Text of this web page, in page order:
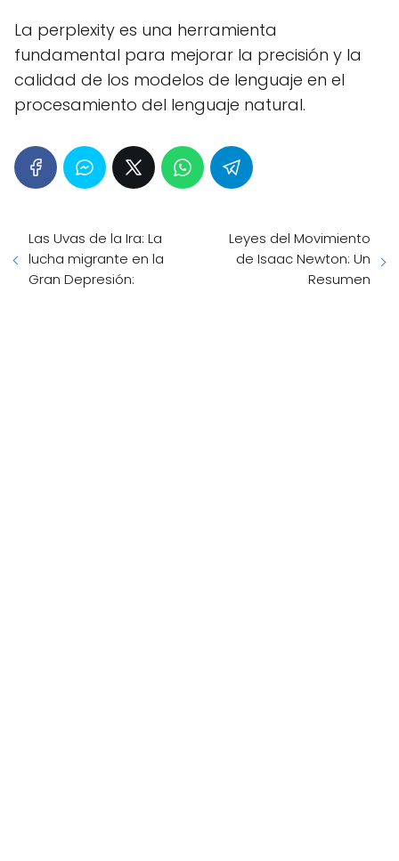
La perplexity es una herramienta
fundamental para mejorar la precisión y la
calidad de los modelos de lenguaje en el
procesamiento del lenguaje natural.
Las Uvas de la Ira: La
lucha migrante en la
Gran Depresión:
Leyes del Movimiento
de Isaac Newton: Un
Resumen